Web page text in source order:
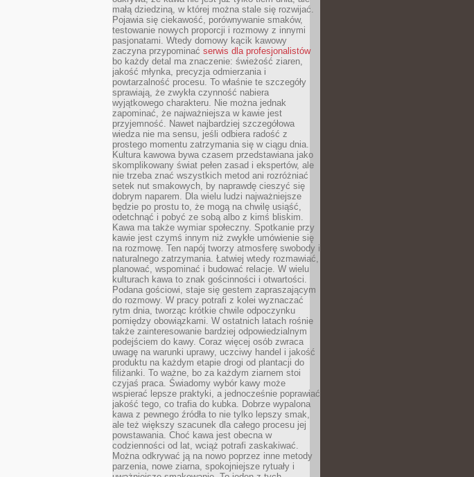
małą dziedziną, w której można stale się rozwijać.
Pojawia się ciekawość, porównywanie smaków,
testowanie nowych proporcji i rozmowy z innymi
pasjonatami. Wtedy domowy kącik kawowy
zaczyna przypominać serwis dla profesjonalistów
bo każdy detal ma znaczenie: świeżość ziaren,
jakość młynka, precyzja odmierzania i
powtarzalność procesu. To właśnie te szczegóły
sprawiają, że zwykła czynność nabiera
wyjątkowego charakteru. Nie można jednak
zapominać, że najważniejsza w kawie jest
przyjemność. Nawet najbardziej szczegółowa
wiedza nie ma sensu, jeśli odbiera radość z
prostego momentu zatrzymania się w ciągu dnia.
Kultura kawowa bywa czasem przedstawiana jako
skomplikowany świat pełen zasad i ekspertów, ale
nie trzeba znać wszystkich metod ani rozróżniać
setek nut smakowych, by naprawdę cieszyć się
dobrym naparem. Dla wielu ludzi najważniejsze
będzie po prostu to, że mogą na chwilę usiąść,
odetchnąć i pobyć ze sobą albo z kimś bliskim.
Kawa ma także wymiar społeczny. Spotkanie przy
kawie jest czymś innym niż zwykłe umówienie się
na rozmowę. Ten napój tworzy atmosferę swobody i
naturalnego zatrzymania. Łatwiej wtedy rozmawiać,
planować, wspominać i budować relacje. W wielu
kulturach kawa to znak gościnności i otwartości.
Podana gościowi, staje się gestem zapraszającym
do rozmowy. W pracy potrafi z kolei wyznaczać
rytm dnia, tworząc krótkie chwile odpoczynku
pomiędzy obowiązkami. W ostatnich latach rośnie
także zainteresowanie bardziej odpowiedzialnym
podejściem do kawy. Coraz więcej osób zwraca
uwagę na warunki uprawy, uczciwy handel i jakość
produktu na każdym etapie drogi od plantacji do
filiżanki. To ważne, bo za każdym ziarnem stoi
czyjaś praca. Świadomy wybór kawy może
wspierać lepsze praktyki, a jednocześnie poprawiać
jakość tego, co trafia do kubka. Dobrze wypalona
kawa z pewnego źródła to nie tylko lepszy smak,
ale też większy szacunek dla całego procesu jej
powstawania. Choć kawa jest obecna w
codzienności od lat, wciąż potrafi zaskakiwać.
Można odkrywać ją na nowo poprzez inne metody
parzenia, nowe ziarna, spokojniejsze rytuały i